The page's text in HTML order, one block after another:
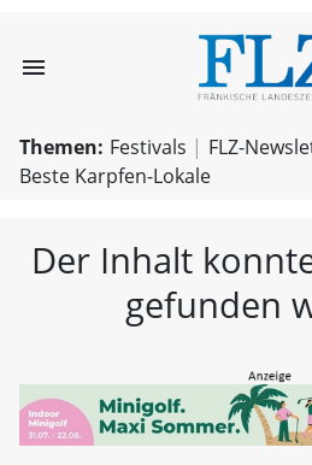
menu
Themen: Festivals
FLZ-
Beste Karpfen-Lokale
Der Inhalt
gefunden